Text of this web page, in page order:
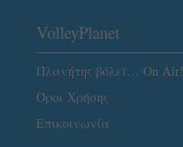
VolleyPlanet
Πλανήτης βόλεϊ… On Air!
Όροι Χρήσης
Επικοινωνία